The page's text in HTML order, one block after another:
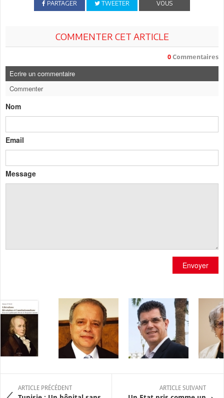
PARTAGER TWEETER
VOUS
COMMENTER CET ARTICLE
0 Commentaires
Ecrire un commentaire
Commenter
Nom
Email
Message
Envoyer
ARTICLE PRÉCÉDENT ARTICLE SUIVANT